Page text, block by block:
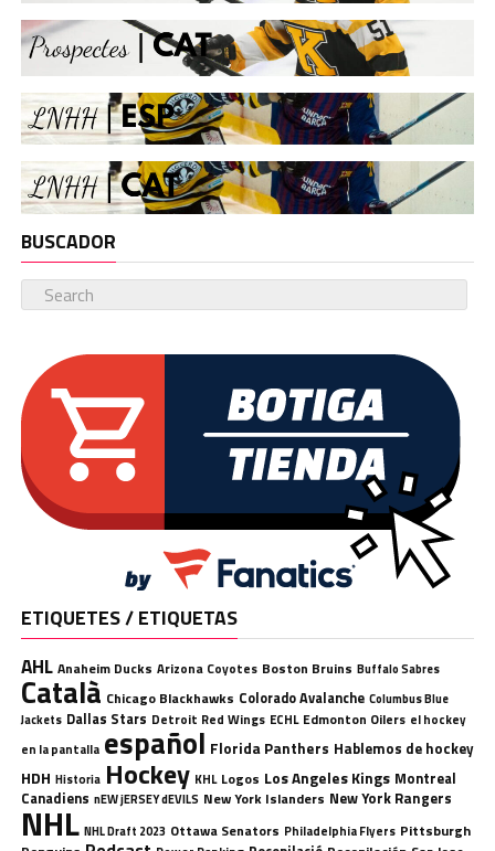
BUSCADOR
ETIQUETES / ETIQUETAS
AHL Anaheim Ducks Arizona Coyotes Boston Bruins Buffalo Sabres
Català Chicago Blackhawks Colorado Avalanche Columbus Blue
Jackets Dallas Stars Detroit Red Wings ECHL Edmonton Oilers el hockey
en la pantalla español Florida Panthers Hablemos de hockey
HDH Historia Hockey KHL Logos Los Angeles Kings Montreal
Canadiens nEW jERSEY dEVILS New York Islanders New York Rangers
NHL NHL Draft 2023 Ottawa Senators Philadelphia Flyers Pittsburgh